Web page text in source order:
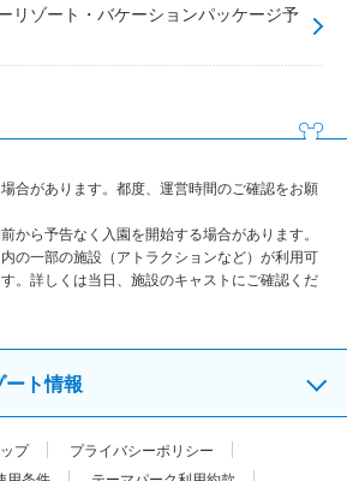
リゾート・バケーションパッケージ予
合があります。都度、運営時間のご確認をお願
から予告なく入園を開始する場合があります。
の一部の施設（アトラクションなど）が利用可
。詳しくは当日、施設のキャストにご確認くだ
ト情報
プ
プライバシーポリシー